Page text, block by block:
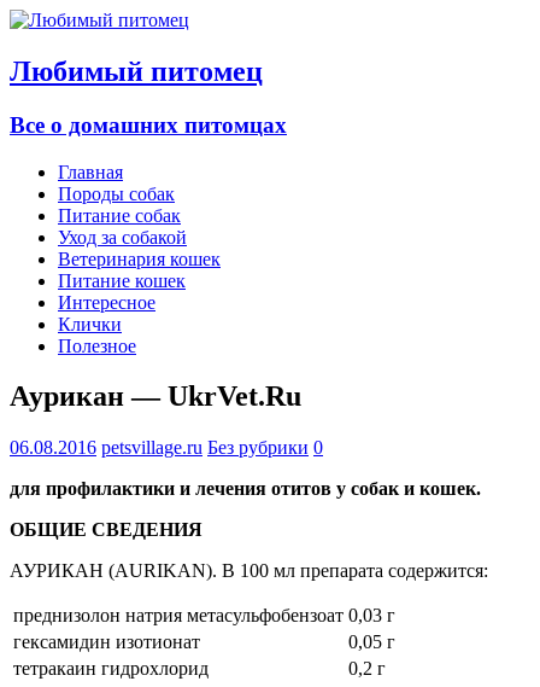
Любимый питомец
Все о домашних питомцах
Главная
Породы собак
Питание собак
Уход за собакой
Ветеринария кошек
Питание кошек
Интересное
Клички
Полезное
Аурикан — UkrVet.Ru
06.08.2016 petsvillage.ru Без рубрики 0
для профилактики и лечения отитов у собак и кошек.
ОБЩИЕ СВЕДЕНИЯ
АУРИКАН (AURIKAN). В 100 мл препарата содержится:
преднизолон натрия метасульфобензоат 0,03 г
гексамидин изотионат
0,05 г
тетракаин гидрохлорид
0,2 г